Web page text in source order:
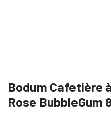
Bodum Cafetière
Rose BubbleGum